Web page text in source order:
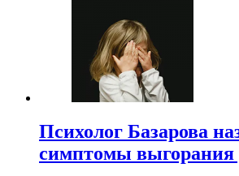
Психолог Базарова
симптомы выгорания